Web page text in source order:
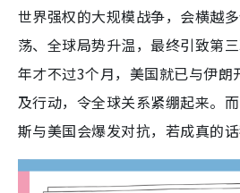
世界强权的大规模战争，会横越
荡、全球局势升温，最终引致第
年才不过3个月，美国就已与伊朗
及行动，令全球关系紧绷起来。
斯与美国会爆发对抗，若成真的话